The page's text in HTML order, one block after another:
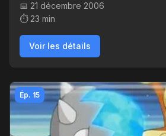
📅 21 décembre 2006
⏱️ 23 min
Voir les détails
Ép. 15